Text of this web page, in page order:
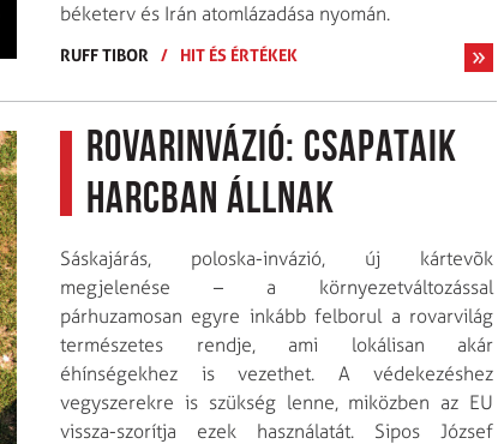
béketerv és Irán atomlázadása nyomán.
RUFF TIBOR / HIT ÉS ÉRTÉKEK
Rovarinvázió: csapataik
harcban állnak
Sáskajárás, poloska-invázió, új kártevõk
megjelenése – a környezetváltozással
párhuzamosan egyre inkább felborul a rovarvilág
természetes rendje, ami lokálisan akár
éhínségekhez is vezethet. A védekezéshez
vegyszerekre is szükség lenne, miközben az EU
vissza-szorítja ezek használatát. Sipos József